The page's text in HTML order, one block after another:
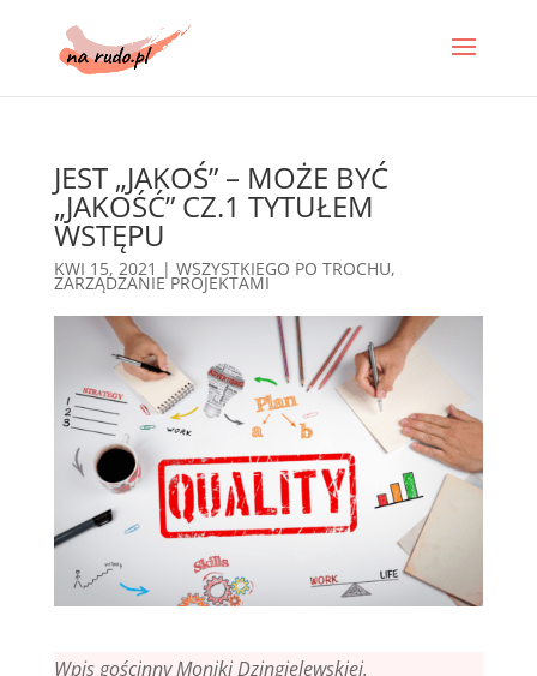
JEST „JAKOŚ” – MOŻE BYĆ
„JAKOŚĆ” CZ.1 TYTUŁEM
WSTĘPU
KWI 15, 2021 | WSZYSTKIEGO PO TROCHU,
ZARZĄDZANIE PROJEKTAMI
Wpis gościnny Moniki Dzingielewskiej.